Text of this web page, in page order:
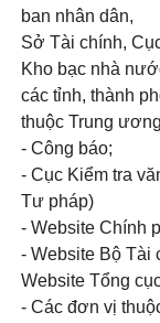
ban nhân dân,
Sở Tài chính,
Kho bạc nhà
các tỉnh, thành
thuộc Trung
- Công báo;
- Cục Kiểm tra
Tư pháp)
- Website Chính
- Website Bộ Tài
Website Tổng
- Các đơn vị